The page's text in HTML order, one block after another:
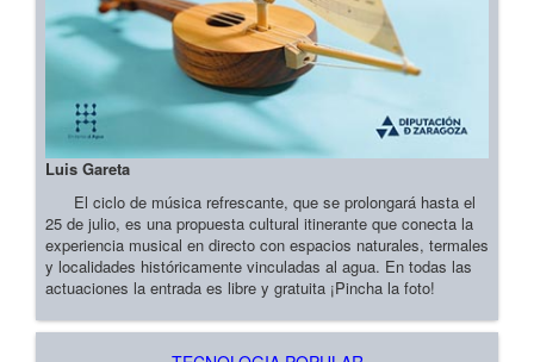
Luis Gareta
El ciclo de música refrescante, que se prolongará hasta el
25 de julio, es una propuesta cultural itinerante que conecta la
experiencia musical en directo con espacios naturales, termales
y localidades históricamente vinculadas al agua. En todas las
actuaciones la entrada es libre y gratuita ¡Pincha la foto!